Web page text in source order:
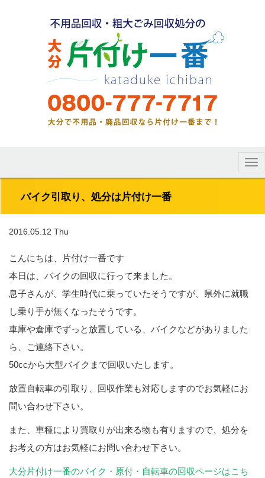
バイク引取り、処分は片付け一番
2016.05.12 Thu
こんにちは、片付け一番です
本日は、バイクの回収に行って来ました。
息子さんが、学生時代に乗っていたそうですが、県外に就職
し乗り手が無くなったそうです。
車庫や倉庫でずっと放置している、バイクなどがありました
ら、ご連絡下さい。
50ccから大型バイクまで回収いたします。
放置自転車の引取り、回収作業も対応しますのでお気軽にお
問い合わせ下さい。
また、車種により買取りが出来る物も有りますので、処分を
お考えの方はお気軽にお問い合わせ下さい。
大分片付け一番のバイク・原付・自転車の回収ページはこち